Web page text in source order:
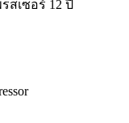
สเซอร์ 12 ปี